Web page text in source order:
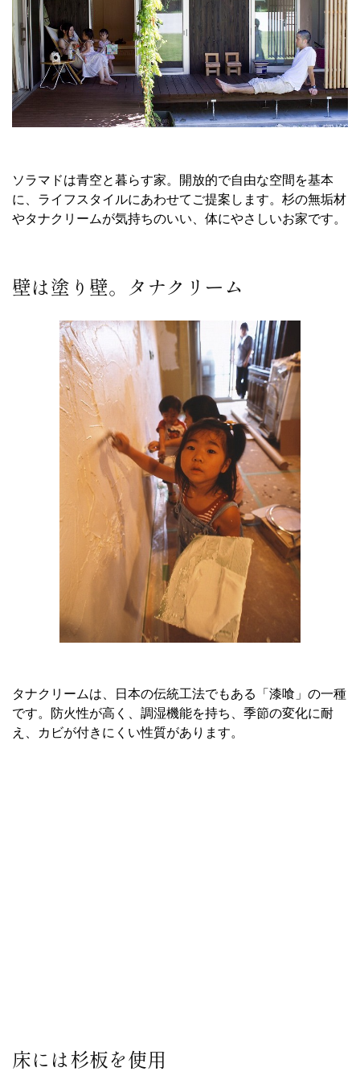
ソラマドは青空と暮らす家。開放的で自由な空間を基本
に、ライフスタイルにあわせてご提案します。杉の無垢材
やタナクリームが気持ちのいい、体にやさしいお家です。
壁は塗り壁。タナクリーム
タナクリームは、日本の伝統工法でもある「漆喰」の一種
です。防火性が高く、調湿機能を持ち、季節の変化に耐
え、カビが付きにくい性質があります。
床には杉板を使用